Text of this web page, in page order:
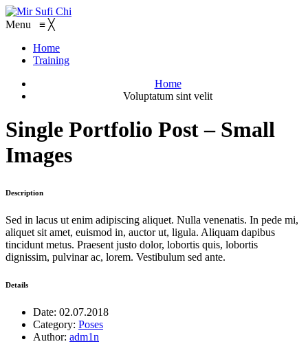
Menu ≡ ╳
Home
Training
Home
Voluptatum sint velit
Single Portfolio Post – Small
Images
Description
Sed in lacus ut enim adipiscing aliquet. Nulla venenatis. In pede mi,
aliquet sit amet, euismod in, auctor ut, ligula. Aliquam dapibus
tincidunt metus. Praesent justo dolor, lobortis quis, lobortis
dignissim, pulvinar ac, lorem. Vestibulum sed ante.
Details
Date: 02.07.2018
Category: Poses
Author: adm1n